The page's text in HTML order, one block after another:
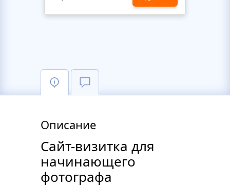
Описание
Сайт-визитка для
начинающего
фотографа